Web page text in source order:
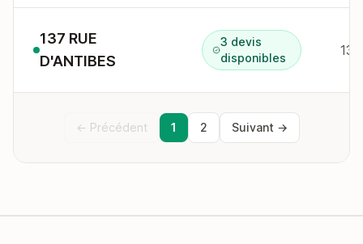
137 RUE
D'ANTIBES
3 devis
disponibles
← Précédent 1 2 Suivant →